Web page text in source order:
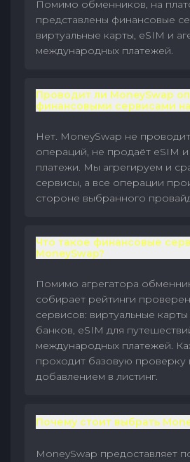
Помимо обменников, на
представлены финансовые
виртуальные карты, eSIM и
международных платежей.
Проводит ли MoneySwap
финансовыми сервисами
Нет. MoneySwap не
операций, не продаёт eSIM
платежи. Мы агрегируем и
сервисы, а все операции
стороне выбранного
Что такое финансовые
MoneySwap?
Помимо агрегатора
собирает рейтинги
сервисов: виртуальные
банков, eSIM для
международных платежей.
проходит базовую проверку
добавлением в листинг.
Почему стоит выбрать
MoneySwap предоставляет